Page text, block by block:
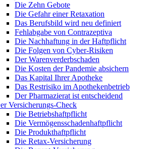
Die Zehn Gebote
Die Gefahr einer Retaxation
Das Berufsbild wird neu definiert
Fehlabgabe von Contrazeptiva
Die Nachhaftung in der Haftpflicht
Die Folgen von Cyber-Risiken
Der Warenverderbschaden
Die Kosten der Pandemie absichern
Das Kapital Ihrer Apotheke
Das Restrisiko im Apothekenbetrieb
Der Pharmazierat ist entscheidend
Versicherungs-Check
Die Betriebshaftpflicht
Die Vermögensschadenhaftpflicht
Die Produkthaftpflicht
Die Retax-Versicherung